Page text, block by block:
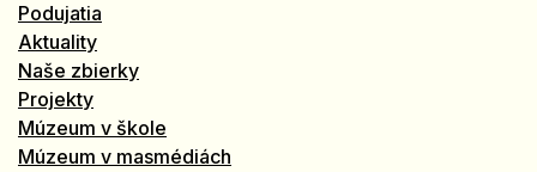
Podujatia
Aktuality
Naše zbierky
Projekty
Múzeum v škole
Múzeum v masmédiách